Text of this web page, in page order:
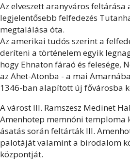
Az elveszett aranyváros feltárása
legjelentősebb felfedezés
megtalálása óta.
Az amerikai tudós szerint a
deríteni a történelem egyik
hogy Ehnaton fáraó és felesége,
az Ahet-Atonba - a mai
1346-ban alapított új fővárosba
A várost III. Ramszesz Medinet
Amenhotep memnóni temploma
ásatás során feltárták III.
palotáját valamint a birodalom
központját.